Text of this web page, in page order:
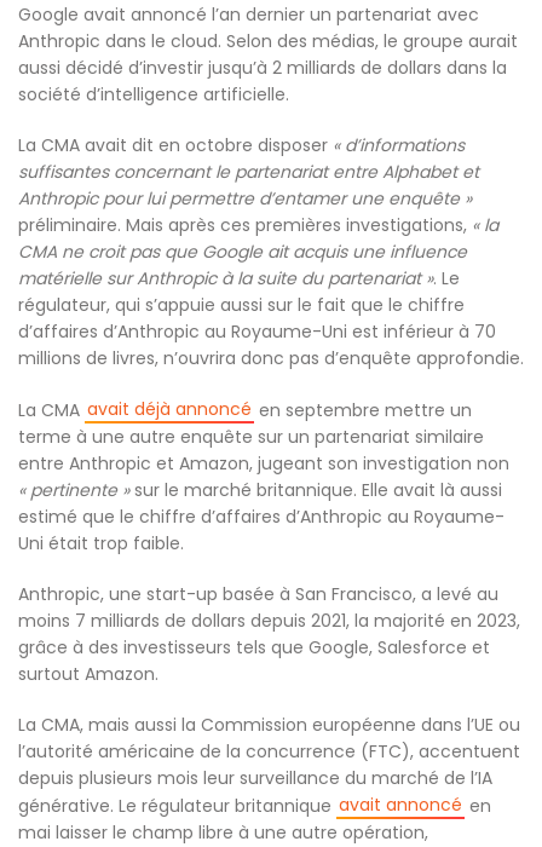
Google avait annoncé l’an dernier un partenariat avec
Anthropic dans le cloud. Selon des médias, le groupe aurait
aussi décidé d’investir jusqu’à 2 milliards de dollars dans la
société d’intelligence artificielle.
La CMA avait dit en octobre disposer « d’informations
suffisantes concernant le partenariat entre Alphabet et
Anthropic pour lui permettre d’entamer une enquête »
préliminaire. Mais après ces premières investigations, « la
CMA ne croit pas que Google ait acquis une influence
matérielle sur Anthropic à la suite du partenariat ». Le
régulateur, qui s’appuie aussi sur le fait que le chiffre
d’affaires d’Anthropic au Royaume-Uni est inférieur à 70
millions de livres, n’ouvrira donc pas d’enquête approfondie.
La CMA avait déjà annoncé en septembre mettre un
terme à une autre enquête sur un partenariat similaire
entre Anthropic et Amazon, jugeant son investigation non
« pertinente »sur le marché britannique. Elle avait là aussi
estimé que le chiffre d’affaires d’Anthropic au Royaume-
Uni était trop faible.
Anthropic, une start-up basée à San Francisco, a levé au
moins 7 milliards de dollars depuis 2021, la majorité en 2023,
grâce à des investisseurs tels que Google, Salesforce et
surtout Amazon.
La CMA, mais aussi la Commission européenne dans l’UE ou
l’autorité américaine de la concurrence (FTC), accentuent
depuis plusieurs mois leur surveillance du marché de l’IA
générative. Le régulateur britannique avait annoncé en
mai laisser le champ libre à une autre opération,